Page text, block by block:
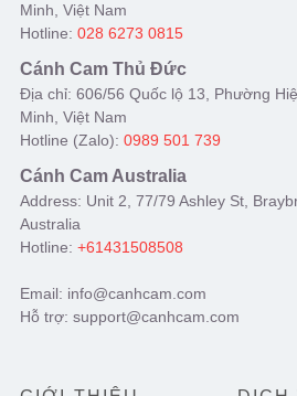
Minh, Việt Nam
Hotline: 028 6273 0815
Cánh Cam Thủ Đức
Địa chỉ: 606/56 Quốc lộ 13, Phường
Minh, Việt Nam
Hotline (Zalo): 0989 501 739
Cánh Cam Australia
Address: Unit 2, 77/79 Ashley St,
Australia
Hotline: +61431508508
Email: info@canhcam.com
Hỗ trợ: support@canhcam.com